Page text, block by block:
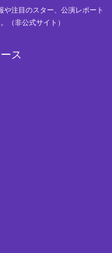
注目のスター、公演レポート
（非公式サイト）
ス